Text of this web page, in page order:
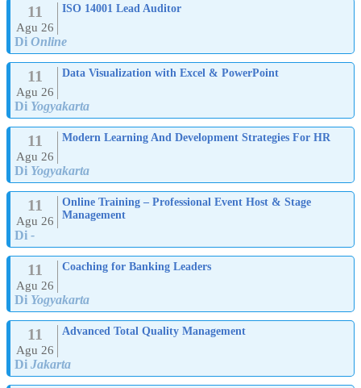
11
Agu 26
ISO 14001 Lead Auditor
Di Online
11
Agu 26
Data Visualization with Excel & PowerPoint
Di Yogyakarta
11
Agu 26
Modern Learning And Development Strategies For HR
Di Yogyakarta
11
Agu 26
Online Training – Professional Event Host & Stage
Management
Di -
11
Agu 26
Coaching for Banking Leaders
Di Yogyakarta
11
Agu 26
Advanced Total Quality Management
Di Jakarta